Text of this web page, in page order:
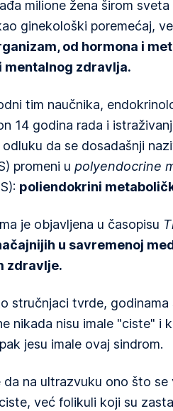
milione žena širom sveta
ginekološki poremećaj,
od hormona i
mentalnog zdravlja.
tim naučnika,
14 godina rada i
da se dosadašnji
promeni u polyendocrine
poliendokrini
je objavljena u časopisu
u savremenoj
zdravlje.
stručnjaci tvrde, godinama
nikada nisu imale "ciste" i
jesu imale ovaj sindrom.
da na ultrazvuku ono što se
već folikuli koji su